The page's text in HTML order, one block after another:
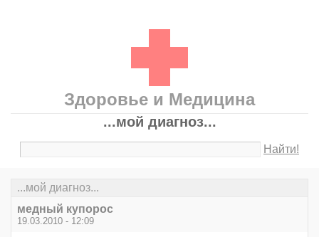
Здоровье и Медицина
...мой диагноз...
Найти!
...мой диагноз...
медный купорос
19.03.2010 - 12:09